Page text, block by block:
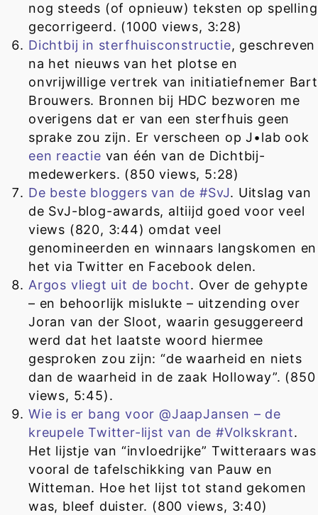
nog steeds (of opnieuw) teksten op spelling
gecorrigeerd. (1000 views, 3:28)
Dichtbij in sterfhuisconstructie, geschreven
na het nieuws van het plotse en
onvrijwillige vertrek van initiatiefnemer Bart
Brouwers. Bronnen bij HDC bezworen me
overigens dat er van een sterfhuis geen
sprake zou zijn. Er verscheen op J•lab ook
een reactie van één van de Dichtbij-
medewerkers. (850 views, 5:28)
De beste bloggers van de #SvJ. Uitslag van
de SvJ-blog-awards, altiijd goed voor veel
views (820, 3:44) omdat veel
genomineerden en winnaars langskomen en
het via Twitter en Facebook delen.
Argos vliegt uit de bocht. Over de gehypte
– en behoorlijk mislukte – uitzending over
Joran van der Sloot, waarin gesuggereerd
werd dat het laatste woord hiermee
gesproken zou zijn: “de waarheid en niets
dan de waarheid in de zaak Holloway”. (850
views, 5:45).
Wie is er bang voor @JaapJansen – de
kreupele Twitter-lijst van de #Volkskrant.
Het lijstje van “invloedrijke” Twitteraars was
vooral de tafelschikking van Pauw en
Witteman. Hoe het lijst tot stand gekomen
was, bleef duister. (800 views, 3:40)